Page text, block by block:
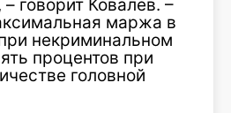
говорит Ковалев. –
маржа в
некриминальном
процентов при
головной